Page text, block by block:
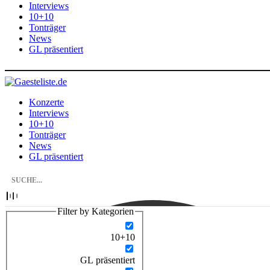
Interviews
10+10
Tonträger
News
GL präsentiert
Konzerte
Interviews
10+10
Tonträger
News
GL präsentiert
Filter by Kategorien
10+10
GL präsentiert